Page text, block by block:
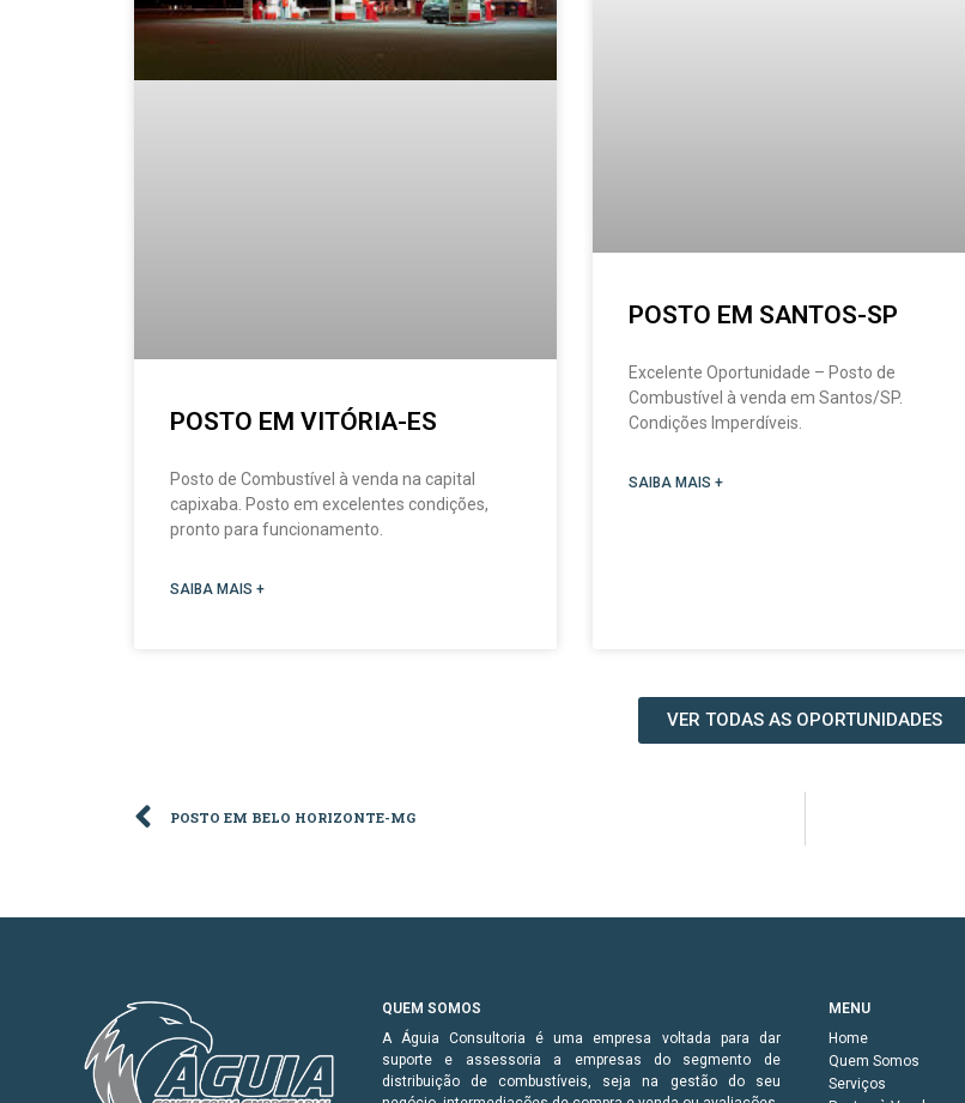
POSTO EM VITÓRIA-ES
Posto de Combustível à venda na capital
capixaba. Posto em excelentes condições,
pronto para funcionamento.
SAIBA MAIS +
POSTO EM SANTOS-SP
Excelente Oportunidade – Posto de
Combustível à venda em Santos/SP.
Condições Imperdíveis.
SAIBA MAIS +
VER TODAS AS OPORTUNIDADES
POSTO EM BELO HORIZONTE-MG
QUEM SOMOS
A Águia Consultoria é uma empresa voltada para dar
suporte e assessoria a empresas do segmento de
distribuição de combustíveis, seja na gestão do seu
MENU
Home
Quem Somos
Serviços